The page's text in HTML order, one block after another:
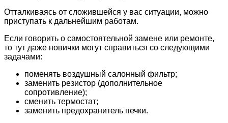
Отталкиваясь от сложившейся у вас ситуации, можно
приступать к дальнейшим работам.
Если говорить о самостоятельной замене или ремонте,
то тут даже новички могут справиться со следующими
задачами:
поменять воздушный салонный фильтр;
заменить резистор (дополнительное
сопротивление);
сменить термостат;
заменить предохранитель печки.